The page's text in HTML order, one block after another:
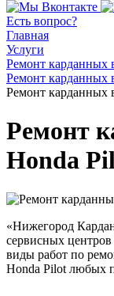
Есть вопрос?
Главная
Услуги
Ремонт карданных
Ремонт карданных
Ремонт карданных
Ремонт
Honda
«Нижегород
сервисных
виды работ по
Honda Pilot любых